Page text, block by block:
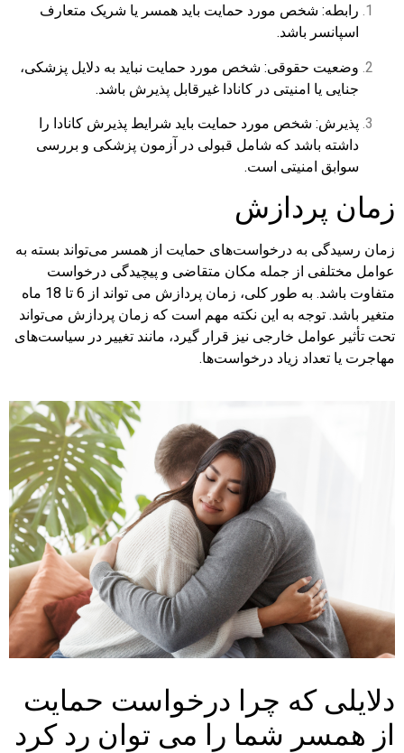
رابطه: شخص مورد حمایت باید همسر یا شریک متعارف
اسپانسر باشد.
وضعیت حقوقی: شخص مورد حمایت نباید به دلایل پزشکی،
جنایی یا امنیتی در کانادا غیرقابل پذیرش باشد.
پذیرش: شخص مورد حمایت باید شرایط پذیرش کانادا را
داشته باشد که شامل قبولی در آزمون پزشکی و بررسی
سوابق امنیتی است.
زمان پردازش
زمان رسیدگی به درخواست‌های حمایت از همسر می‌تواند بسته به
عوامل مختلفی از جمله مکان متقاضی و پیچیدگی درخواست
متفاوت باشد. به طور کلی، زمان پردازش می تواند از 6 تا 18 ماه
متغیر باشد. توجه به این نکته مهم است که زمان پردازش می‌تواند
تحت تأثیر عوامل خارجی نیز قرار گیرد، مانند تغییر در سیاست‌های
مهاجرت یا تعداد زیاد درخواست‌ها.
دلایلی که چرا درخواست حمایت
از همسر شما را می توان رد کرد